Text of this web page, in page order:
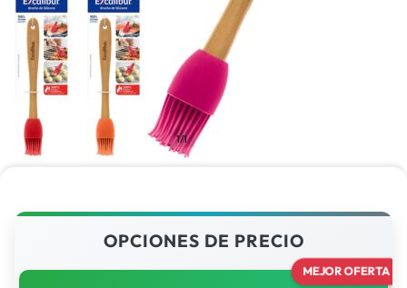
1/1
OPCIONES DE PRECIO
MEJOR OFERTA